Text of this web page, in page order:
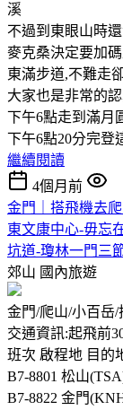
溪
不過到東眼山時
麥克桑決定要加
東滿步道,不難走
大家也是非常的
下午6點走到滿月
下午6點20分完登
繼續閱讀
4個月前
金門｜搭飛機去
東文康中心-毋忘
坑道-瓊林一門三
郊山 國內旅遊
金門/爬山/小百岳/
交通資訊:起飛前
班次 啟程地 目的
B7-8801 松山
B7-8822 金門